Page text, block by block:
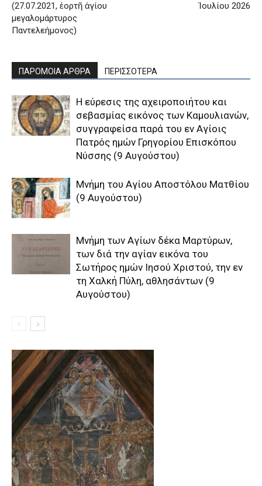
(27.07.2021, ἑορτῆ ἁγίου
μεγαλομάρτυρος
Παντελεήμονος)
Ἰουλίου 2026
ΠΑΡΟΜΟΙΑ ΑΡΘΡΑ ΠΕΡΙΣΣΟΤΕΡΑ
H εύρεσις της αχειροποιήτου και
σεβασμίας εικόνος των Kαμουλιανών,
συγγραφείσα παρά του εν Aγίοις
Πατρός ημών Γρηγορίου Eπισκόπου
Nύσσης (9 Αυγούστου)
Μνήμη του Aγίου Aποστόλου Mατθίου
(9 Αυγούστου)
Μνήμη των Aγίων δέκα Mαρτύρων,
των διά την αγίαν εικόνα του
Σωτήρος ημών Iησού Xριστού, την εν
τη Xαλκή Πύλη, αθλησάντων (9
Αυγούστου)